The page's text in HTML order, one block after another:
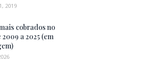
2019
cobrados no
a 2025 (em